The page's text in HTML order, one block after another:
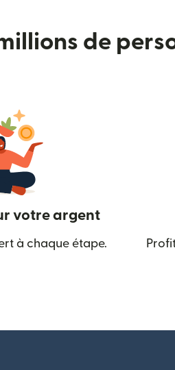
de
votre argent
à chaque étape.